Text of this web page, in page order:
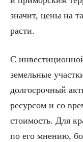
значит, цены на
расти.
С
земельные
долгосрочный
ресурсом и со
стоимость. Для
по его мнению,